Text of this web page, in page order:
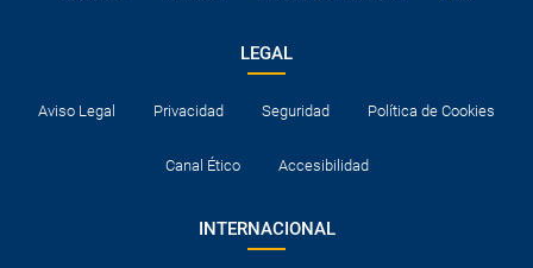
LEGAL
Aviso Legal Privacidad Seguridad Política de Cookies
Canal Ético Accesibilidad
INTERNACIONAL